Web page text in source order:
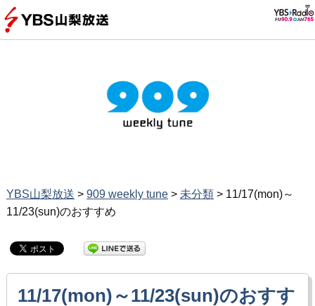
YBS山梨放送 > 909 weekly tune> 未分類> 11/17(mon)～
11/23(sun)のおすすめ
11/17(mon)～11/23(sun)のおすす